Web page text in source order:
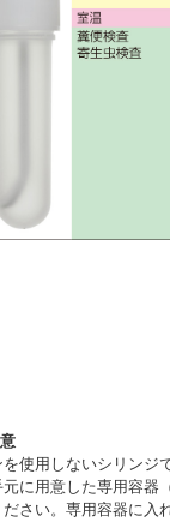
使用しないシリンジ
に用意した専用容器
さい。専用容器に入